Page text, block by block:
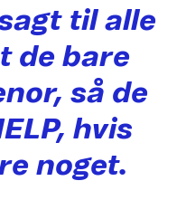
til alle
de bare
så de
hvis
noget.